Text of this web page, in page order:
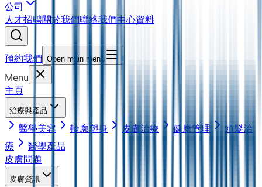
公司
人才招聘關於我們聯絡我們中心資料
預約我們 Open main menu
Menu
主頁
治療與產品
醫學美容 輪廓塑身 皮膚治療 健康管理
頭髮治
療
醫學產品
皮膚問題
皮膚資訊